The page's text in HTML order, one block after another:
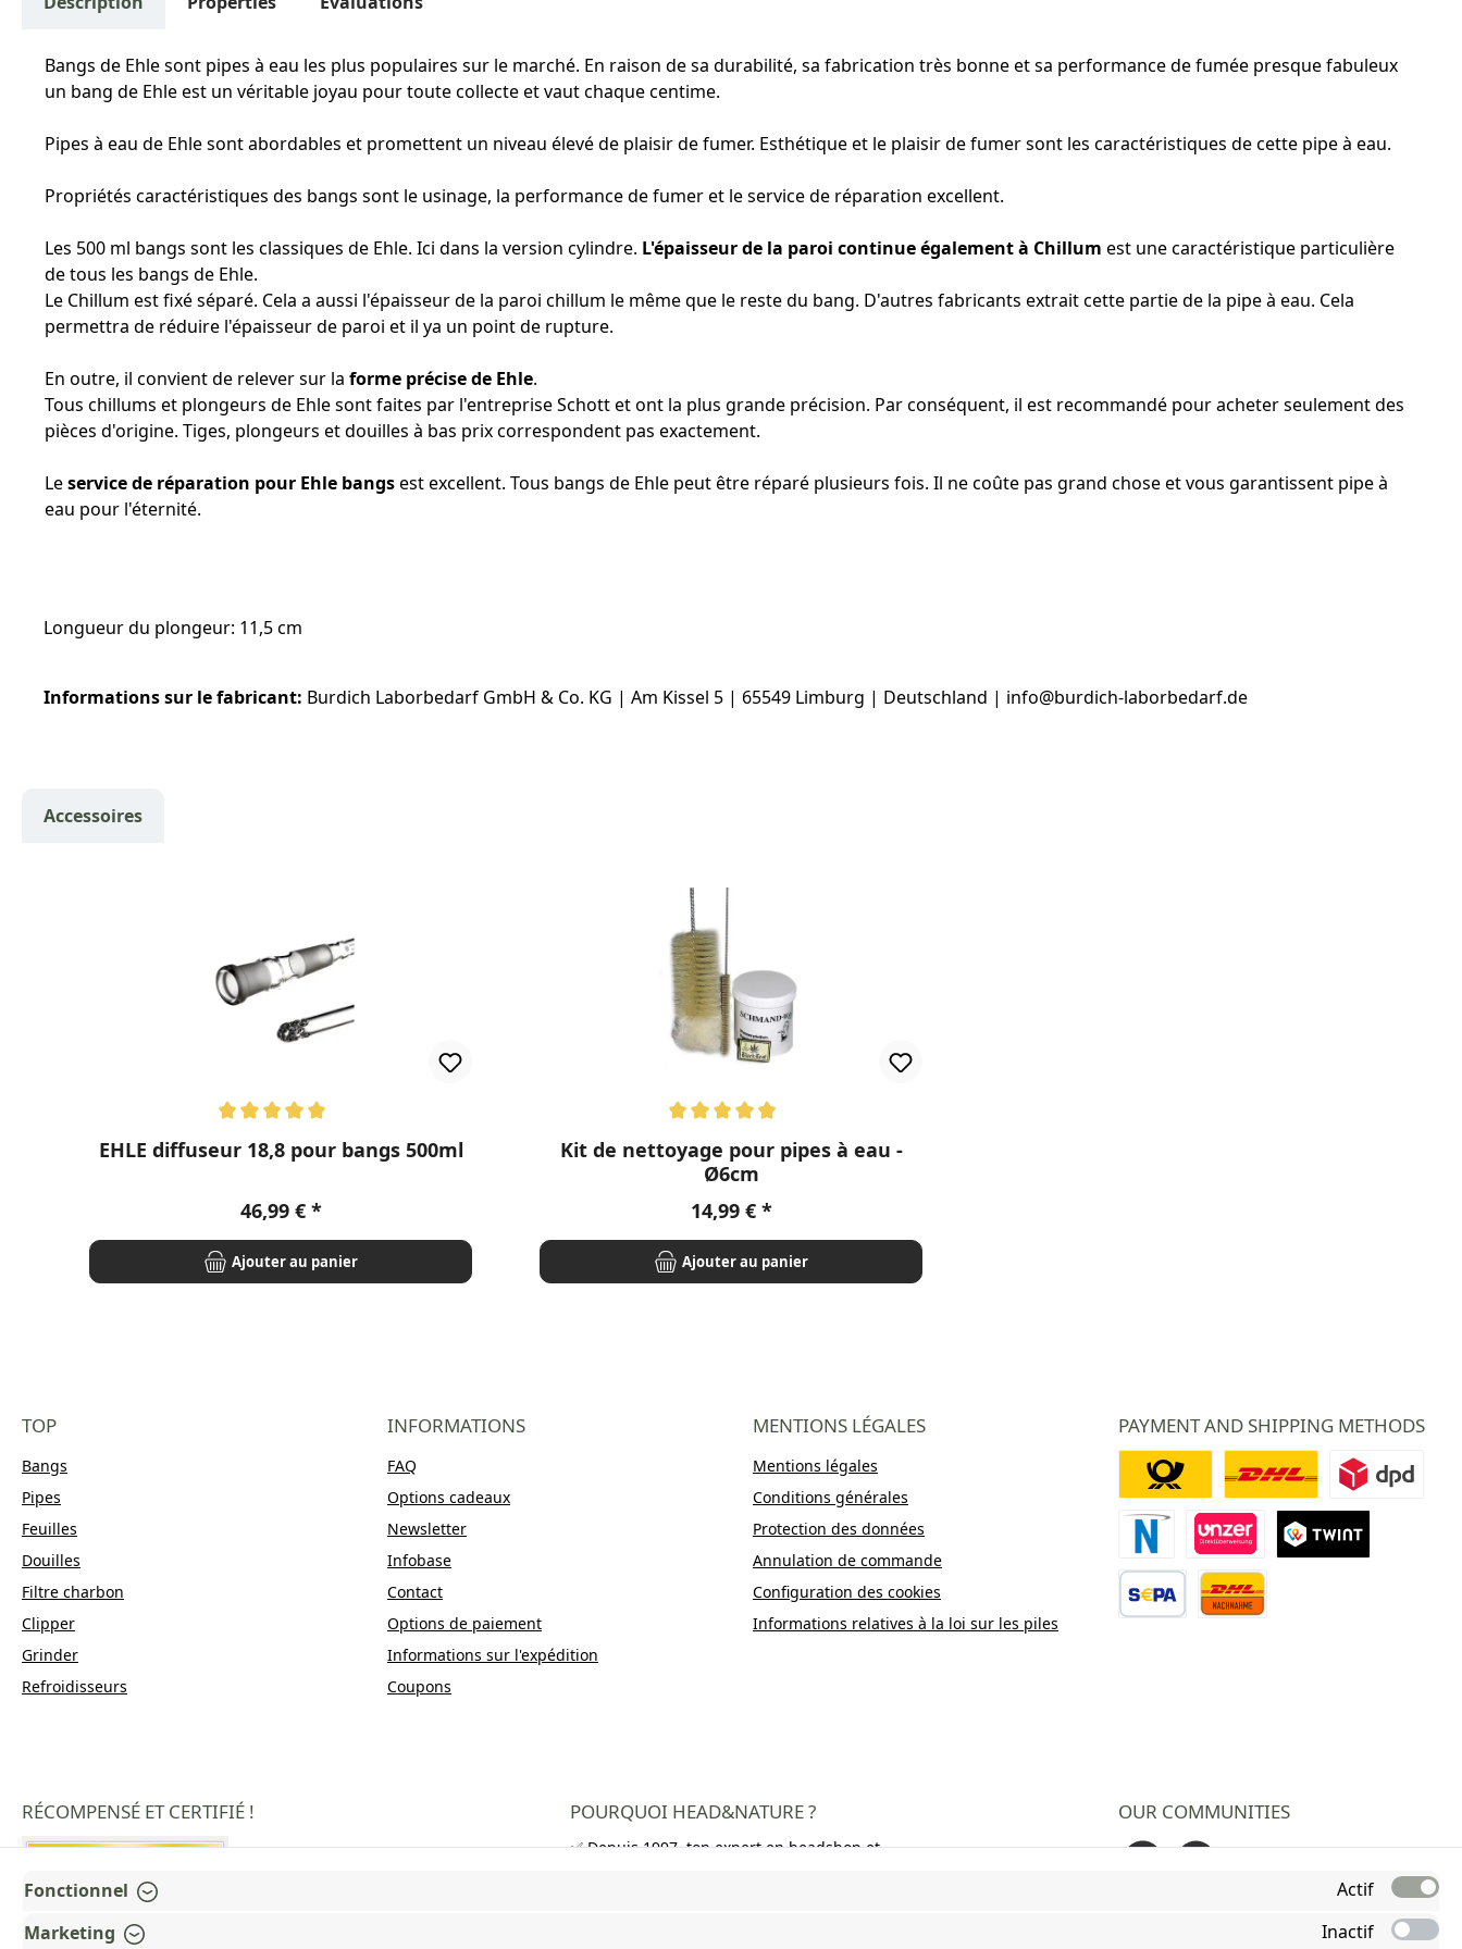
Bangs de Ehle sont pipes à eau les plus populaires sur le marché. En raison de sa durabilité, sa fabrication très bonne et sa performance de fumée presque fabuleux
un bang de Ehle est un véritable joyau pour toute collecte et vaut chaque centime.
Pipes à eau de Ehle sont abordables et promettent un niveau élevé de plaisir de fumer. Esthétique et le plaisir de fumer sont les caractéristiques de cette pipe à eau.
Propriétés caractéristiques des bangs sont le usinage, la performance de fumer et le service de réparation excellent.
Les 500 ml bangs sont les classiques de Ehle. Ici dans la version cylindre. L'épaisseur de la paroi continue également à Chillum est une caractéristique particulière
de tous les bangs de Ehle.
Le Chillum est fixé séparé. Cela a aussi l'épaisseur de la paroi chillum le même que le reste du bang. D'autres fabricants extrait cette partie de la pipe à eau. Cela
permettra de réduire l'épaisseur de paroi et il ya un point de rupture.
En outre, il convient de relever sur la forme précise de Ehle.
Tous chillums et plongeurs de Ehle sont faites par l'entreprise Schott et ont la plus grande précision. Par conséquent, il est recommandé pour acheter seulement des
pièces d'origine. Tiges, plongeurs et douilles à bas prix correspondent pas exactement.
Leservice de réparation pour Ehle bangsest excellent. Tous bangs de Ehle peut être réparé plusieurs fois. Il ne coûte pas grand chose et vous garantissent pipe à
eau pour l'éternité.
Longueur du plongeur: 11,5 cm
Informations sur le fabricant: Burdich Laborbedarf GmbH & Co. KG | Am Kissel 5 | 65549 Limburg | Deutschland | info@burdich-laborbedarf.de
Accessoires
Note moyenne de 5 sur 5 étoiles
EHLE diffuseur 18,8 pour bangs 500ml
Prix régulier :
46,99 €
Ajouter au panier
Note moyenne de 4.94 sur 5 étoiles
Kit de nettoyage pour pipes à eau -
Ø6cm
Prix régulier :
14,99 €
Ajouter au panier
TOP
Bangs
Pipes
Feuilles
Douilles
Filtre charbon
Clipper
Grinder
Refroidisseurs
INFORMATIONS
FAQ
Options cadeaux
Newsletter
Infobase
Contact
Options de paiement
Informations sur l'expédition
Coupons
MENTIONS LÉGALES
Mentions légales
Conditions générales
Protection des données
Annulation de commande
Configuration des cookies
Informations relatives à la loi sur les piles
PAYMENT AND SHIPPING METHODS
Paiement Novalnet
Virement direct
Deutsche PostDHL DPD
RÉCOMPENSÉ ET CERTIFIÉ ! POURQUOI HEAD&NATURE ?
✅ Depuis 1997, ton expert en headshop et
OUR COMMUNITIES
Fonctionnel
Actif
Marketing
Inactif